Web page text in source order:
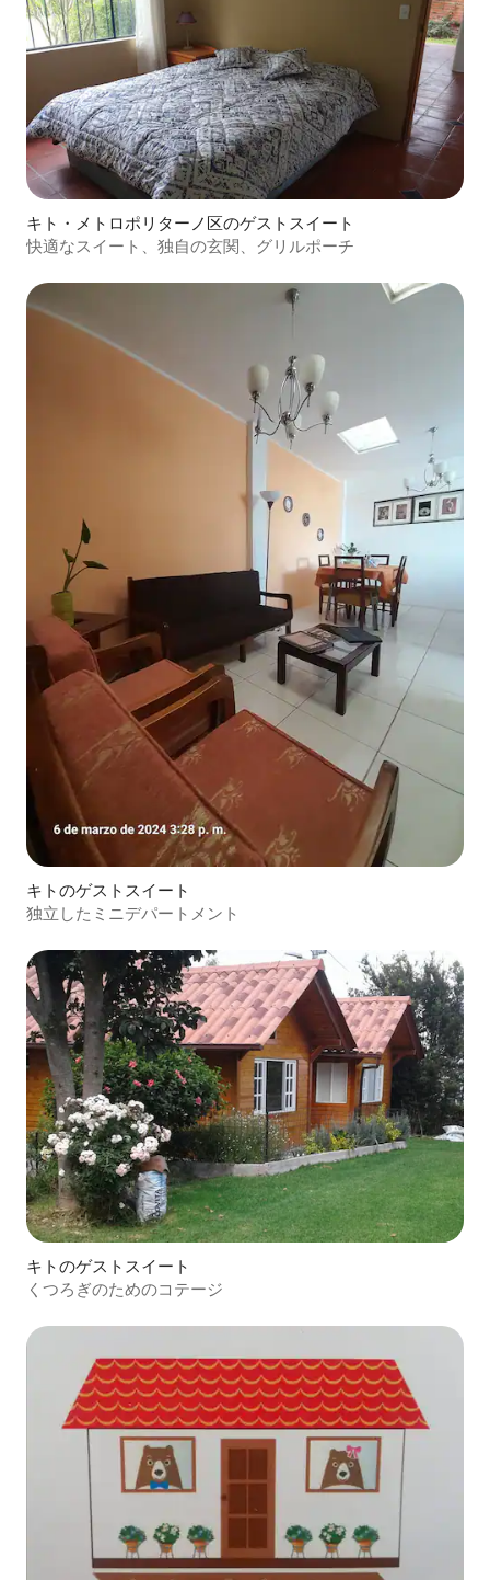
キト・メトロポリターノ区のゲストスイート
快適なスイート、独自の玄関、グリルポーチ
キトのゲストスイート
独立したミニデパートメント
キトのゲストスイート
くつろぎのためのコテージ